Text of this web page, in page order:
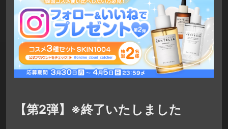
【第2弾】※終了いたしました